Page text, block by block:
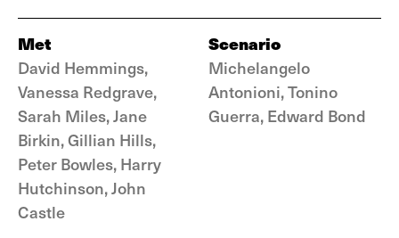
Met
David Hemmings,
Vanessa Redgrave,
Sarah Miles, Jane
Birkin, Gillian Hills,
Peter Bowles, Harry
Hutchinson, John
Castle
Scenario
Michelangelo
Antonioni, Tonino
Guerra, Edward Bond